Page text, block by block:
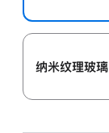
纳米纹理玻璃